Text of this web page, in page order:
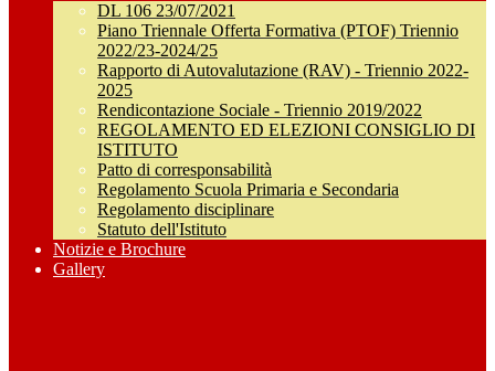
DL 106 23/07/2021
Piano Triennale Offerta Formativa (PTOF) Triennio
2022/23-2024/25
Rapporto di Autovalutazione (RAV) - Triennio 2022-
2025
Rendicontazione Sociale - Triennio 2019/2022
REGOLAMENTO ED ELEZIONI CONSIGLIO DI
ISTITUTO
Patto di corresponsabilità
Regolamento Scuola Primaria e Secondaria
Regolamento disciplinare
Statuto dell'Istituto
Notizie e Brochure
Gallery